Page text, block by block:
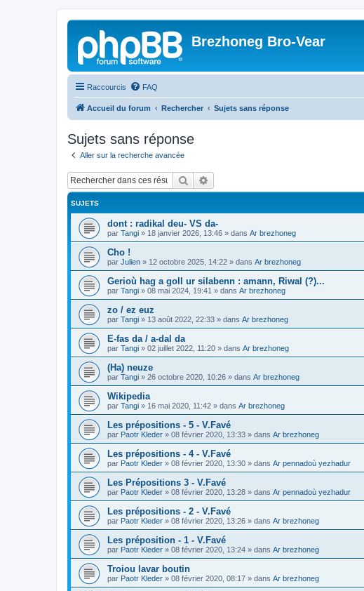
Brezhoneg Bro-Vear
Raccourcis FAQ
Accueil du forum Rechercher Sujets sans réponse
Sujets sans réponse
Aller sur la recherche avancée
Rechercher
SUJETS
dont : radikal deu- VS da-
par Tangi » 18 janvier 2026, 13:46 » dans Ar brezhoneg
Cho !
par Julien » 12 octobre 2025, 14:22 » dans Ar brezhoneg
Gerioù hag a goll ur silabenn : amann, Riwal (?)...
par Tangi » 08 mai 2024, 19:41 » dans Ar brezhoneg
zo / ez euz
par Tangi » 13 août 2022, 22:33 » dans Ar brezhoneg
E-fas da / a-dal da
par Tangi » 02 juillet 2022, 11:20 » dans Ar brezhoneg
(Ha) neuze
par Tangi » 26 octobre 2020, 10:26 » dans Ar brezhoneg
Wikipedia
par Tangi » 16 mai 2020, 11:42 » dans Ar brezhoneg
Les prépositions - 5 - V.Favé
par Paotr Kleder » 08 février 2020, 13:33 » dans Ar brezhoneg
Les prépositions - 4 - V.Favé
par Paotr Kleder » 08 février 2020, 13:30 » dans Ar pennadoù yezhadur
Les Prépositions 3 - V.Favé
par Paotr Kleder » 08 février 2020, 13:28 » dans Ar pennadoù yezhadur
Les prépositions - 2 - V.Favé
par Paotr Kleder » 08 février 2020, 13:26 » dans Ar brezhoneg
Les préposition - 1 - V.Favé
par Paotr Kleder » 08 février 2020, 13:24 » dans Ar brezhoneg
Troiou lavar boutin
par Paotr Kleder » 08 février 2020, 08:17 » dans Ar brezhoneg